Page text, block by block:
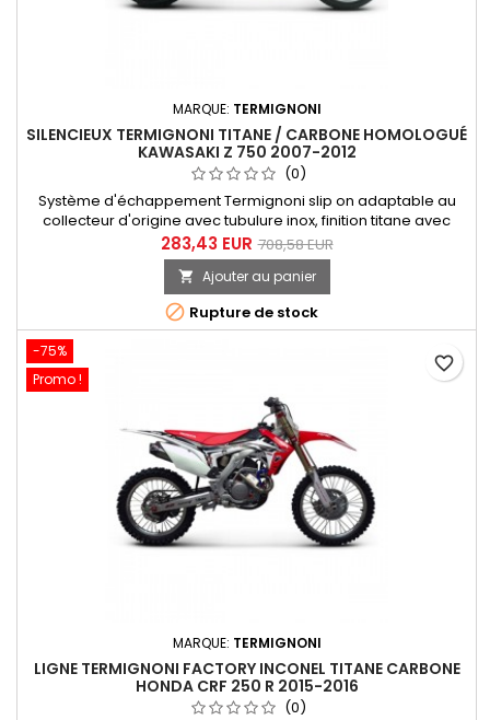
MARQUE: TERMIGNONI
SILENCIEUX TERMIGNONI TITANE / CARBONE HOMOLOGUÉ
KAWASAKI Z 750 2007-2012
(0)
Système d'échappement Termignoni slip on adaptable au
collecteur d'origine avec tubulure inox, finition titane avec
embout de silencieux carbone destiné à la Kawasaki Z 750
années 2007 à 2012. Illustration version tout carbone (ref.
K065080CC).
283,43 EUR 708,58 EUR
 Ajouter au panier
 Rupture de stock
-75%
Promo !
MARQUE: TERMIGNONI
LIGNE TERMIGNONI FACTORY INCONEL TITANE CARBONE
HONDA CRF 250 R 2015-2016
(0)
favorite_border